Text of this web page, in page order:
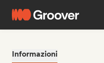
Informazioni